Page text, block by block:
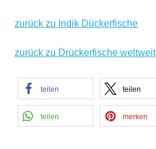
zurück zu Indik Dückerfische
zurück zu Drückerfische weltweit
teilen teilen
teilen merken